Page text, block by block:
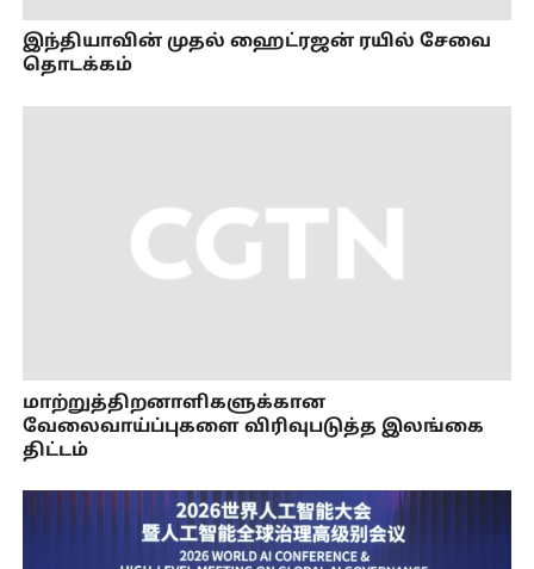
இந்தியாவின் முதல் ஹைட்ரஜன் ரயில் சேவை
தொடக்கம்
மாற்றுத்திறனாளிகளுக்கான
வேலைவாய்ப்புகளை விரிவுபடுத்த இலங்கை
திட்டம்